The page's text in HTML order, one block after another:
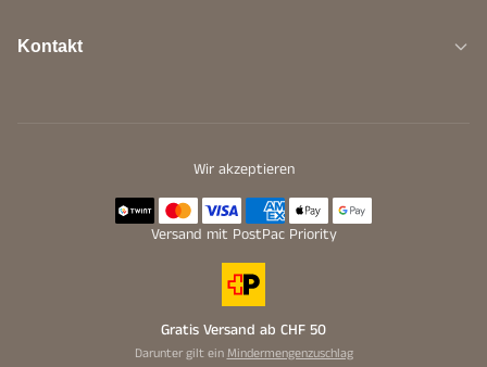
Kontakt
Wir akzeptieren
Versand mit PostPac Priority
Gratis Versand ab CHF 50
Darunter gilt ein Mindermengenzuschlag